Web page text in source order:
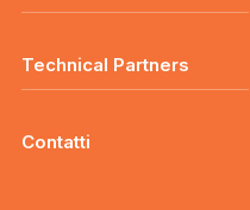
Technical Partners
Contatti